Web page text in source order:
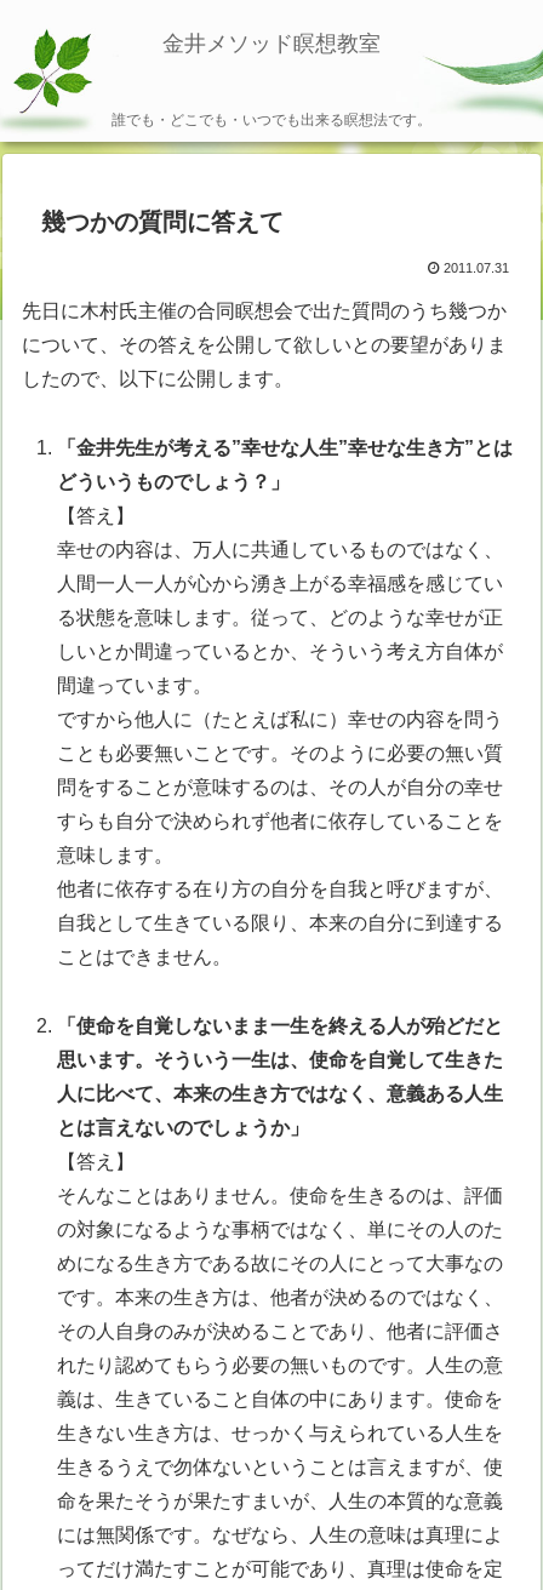
金井メソッド瞑想教室
誰でも・どこでも・いつでも出来る瞑想法です。
幾つかの質問に答えて
2011.07.31
先日に木村氏主催の合同瞑想会で出た質問のうち幾つか
について、その答えを公開して欲しいとの要望がありま
したので、以下に公開します。
「金井先生が考える”幸せな人生”幸せな生き方”とは
どういうものでしょう？」
【答え】
幸せの内容は、万人に共通しているものではなく、
人間一人一人が心から湧き上がる幸福感を感じてい
る状態を意味します。従って、どのような幸せが正
しいとか間違っているとか、そういう考え方自体が
間違っています。
ですから他人に（たとえば私に）幸せの内容を問う
ことも必要無いことです。そのように必要の無い質
問をすることが意味するのは、その人が自分の幸せ
すらも自分で決められず他者に依存していることを
意味します。
他者に依存する在り方の自分を自我と呼びますが、
自我として生きている限り、本来の自分に到達する
ことはできません。
「使命を自覚しないまま一生を終える人が殆どだと
思います。そういう一生は、使命を自覚して生きた
人に比べて、本来の生き方ではなく、意義ある人生
とは言えないのでしょうか」
【答え】
そんなことはありません。使命を生きるのは、評価
の対象になるような事柄ではなく、単にその人のた
めになる生き方である故にその人にとって大事なの
です。本来の生き方は、他者が決めるのではなく、
その人自身のみが決めることであり、他者に評価さ
れたり認めてもらう必要の無いものです。人生の意
義は、生きていること自体の中にあります。使命を
生きない生き方は、せっかく与えられている人生を
生きるうえで勿体ないということは言えますが、使
命を果たそうが果たすまいが、人生の本質的な意義
には無関係です。なぜなら、人生の意味は真理によ
ってだけ満たすことが可能であり、真理は使命を定